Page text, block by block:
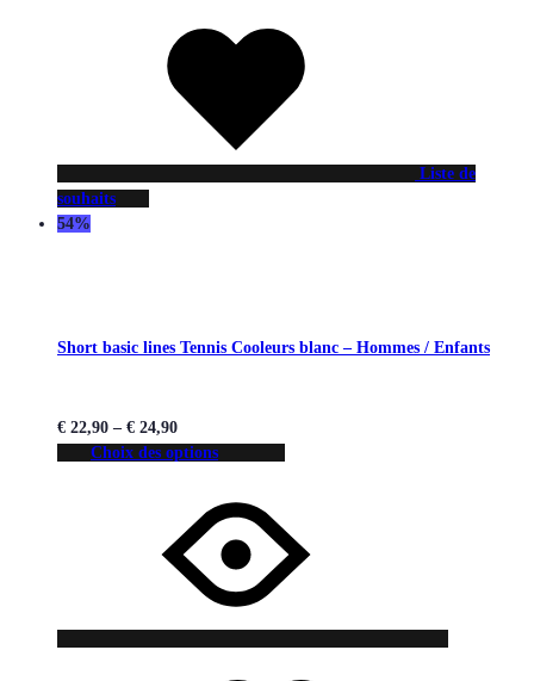
Liste de
souhaits
54%
Short basic lines Tennis Cooleurs blanc – Hommes / Enfants
€ 22,90 – € 24,90
Choix des options